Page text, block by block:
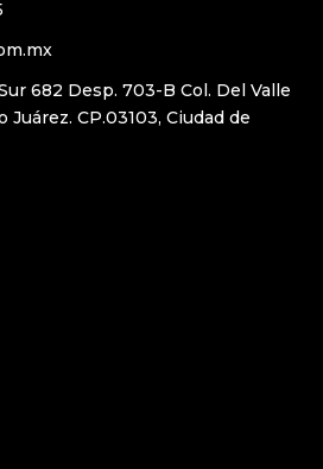
682 Desp. 703-B Col. Del Valle
CP.03103, Ciudad de